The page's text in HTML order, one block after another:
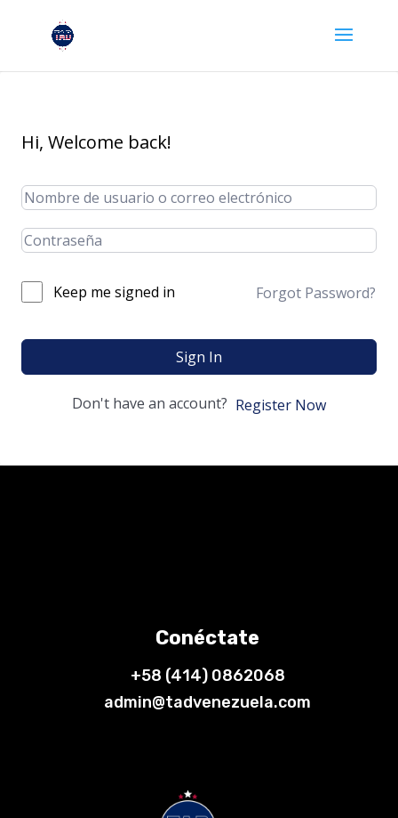
Hi, Welcome back!
Keep me signed in Forgot Password?
Sign In
Don't have an account? Register Now
Conéctate
+58 (414) 0862068
admin@tadvenezuela.com